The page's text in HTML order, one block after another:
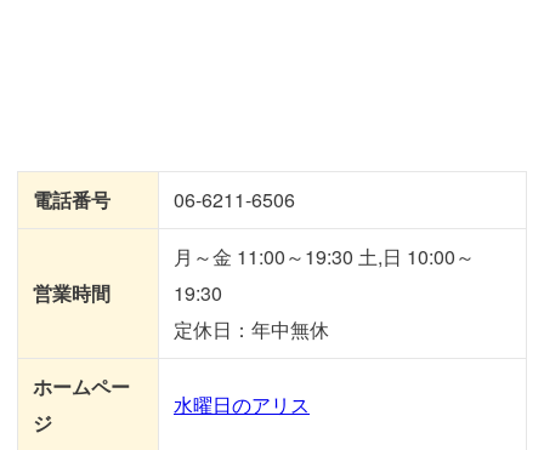
電話番号 06-6211-6506
営業時間
月～金 11:00～19:30 土,日 10:00～
19:30
定休日：年中無休
ホームペー
ジ
水曜日のアリス